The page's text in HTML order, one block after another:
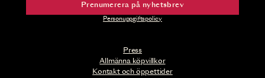
Press
Allmänna köpvillkor
Kontakt och öppettider
Prenumerera på nyhetsbrev
Personuppgiftspolicy